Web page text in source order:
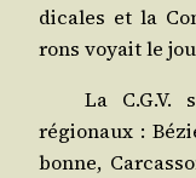
di­cales et la
rons voyait le
La C.G.V.
régio­naux :
bonne,